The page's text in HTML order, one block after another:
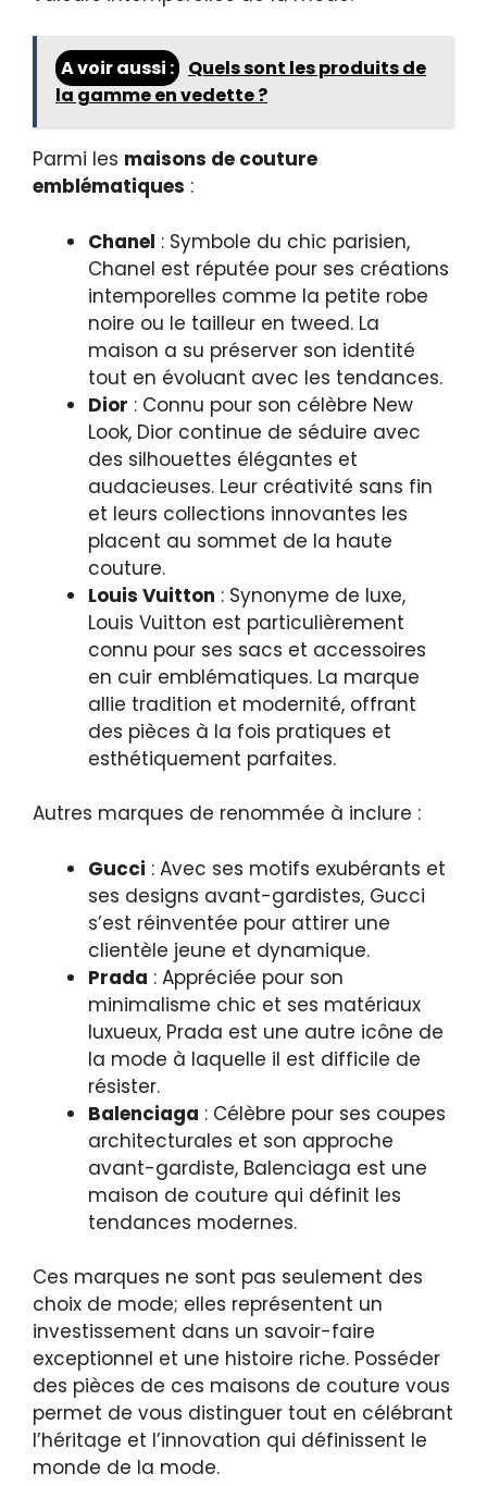
A voir aussi :
Quels sont les produits de
la gamme en vedette ?
Parmi les maisons de couture
emblématiques :
Chanel : Symbole du chic parisien,
Chanel est réputée pour ses créations
intemporelles comme la petite robe
noire ou le tailleur en tweed. La
maison a su préserver son identité
tout en évoluant avec les tendances.
Dior : Connu pour son célèbre New
Look, Dior continue de séduire avec
des silhouettes élégantes et
audacieuses. Leur créativité sans fin
et leurs collections innovantes les
placent au sommet de la haute
couture.
Louis Vuitton : Synonyme de luxe,
Louis Vuitton est particulièrement
connu pour ses sacs et accessoires
en cuir emblématiques. La marque
allie tradition et modernité, offrant
des pièces à la fois pratiques et
esthétiquement parfaites.
Autres marques de renommée à inclure :
Gucci : Avec ses motifs exubérants et
ses designs avant-gardistes, Gucci
s’est réinventée pour attirer une
clientèle jeune et dynamique.
Prada : Appréciée pour son
minimalisme chic et ses matériaux
luxueux, Prada est une autre icône de
la mode à laquelle il est difficile de
résister.
Balenciaga : Célèbre pour ses coupes
architecturales et son approche
avant-gardiste, Balenciaga est une
maison de couture qui définit les
tendances modernes.
Ces marques ne sont pas seulement des
choix de mode; elles représentent un
investissement dans un savoir-faire
exceptionnel et une histoire riche. Posséder
des pièces de ces maisons de couture vous
permet de vous distinguer tout en célébrant
l’héritage et l’innovation qui définissent le
monde de la mode.